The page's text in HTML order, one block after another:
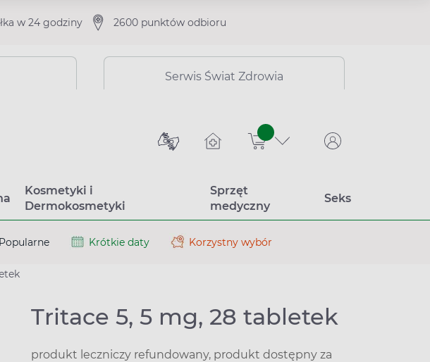
w 24 godziny 2600 punktów odbioru
Serwis Świat Zdrowia
sztuk
Kosmetyki i
Dermokosmetyki
Sprzęt
medyczny
Seks
Popularne Krótkie daty Korzystny wybór
Tritace 5, 5 mg, 28 tabletek
produkt leczniczy refundowany, produkt dostępny za